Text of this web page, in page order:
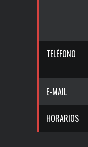
TELÉFONO
E-MAIL
HORARIOS